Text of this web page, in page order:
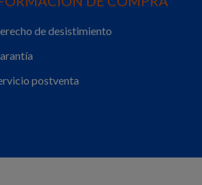
de desistimiento
postventa